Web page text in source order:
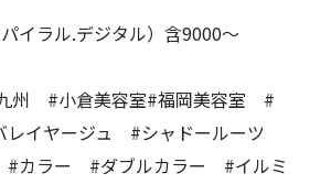
イラル.デジタル）含9000〜
#小倉美容室#福岡美容室 #
イヤージュ #シャドールーツ
#カラー #ダブルカラー #イルミ